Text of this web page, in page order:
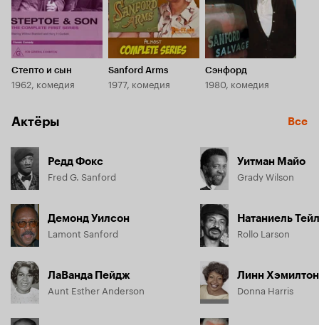
Степто и сын
1962, комедия
Sanford Arms
1977, комедия
Сэнфорд
1980, комедия
Актёры Все
Редд Фокс
Fred G. Sanford
Демонд Уилсон
Lamont Sanford
ЛаВанда Пейдж
Aunt Esther Anderson
Уитман Майо
Grady Wilson
Натаниель
Rollo Larson
Линн Хэмилтон
Donna Harris